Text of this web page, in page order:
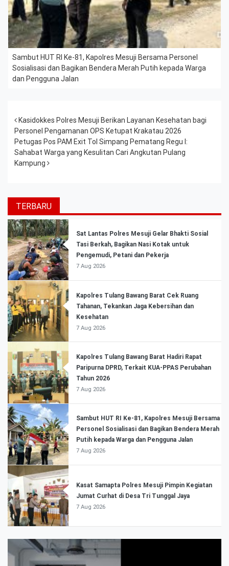
Sambut HUT RI Ke-81, Kapolres Mesuji Bersama Personel
Sosialisasi dan Bagikan Bendera Merah Putih kepada Warga
dan Pengguna Jalan
Post navigation
Kasidokkes Polres Mesuji Berikan Layanan Kesehatan bagi
Personel Pengamanan OPS Ketupat Krakatau 2026
Petugas Pos PAM Exit Tol Simpang Pematang Regu I:
Sahabat Warga yang Kesulitan Cari Angkutan Pulang
Kampung
TERBARU
Sat Lantas Polres Mesuji Gelar Bhakti Sosial
Tasi Berkah, Bagikan Nasi Kotak untuk
Pengemudi, Petani dan Pekerja
7 Aug 2026
Kapolres Tulang Bawang Barat Cek Ruang
Tahanan, Tekankan Jaga Kebersihan dan
Kesehatan
7 Aug 2026
Kapolres Tulang Bawang Barat Hadiri Rapat
Paripurna DPRD, Terkait KUA-PPAS Perubahan
Tahun 2026
7 Aug 2026
Sambut HUT RI Ke-81, Kapolres Mesuji Bersama
Personel Sosialisasi dan Bagikan Bendera Merah
Putih kepada Warga dan Pengguna Jalan
7 Aug 2026
Kasat Samapta Polres Mesuji Pimpin Kegiatan
Jumat Curhat di Desa Tri Tunggal Jaya
7 Aug 2026